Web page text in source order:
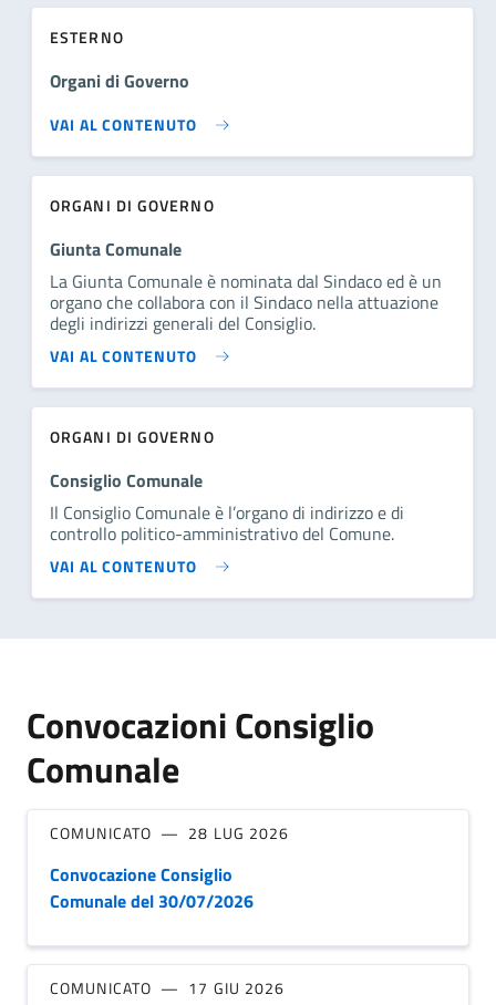
ESTERNO
Organi di Governo
VAI AL CONTENUTO
ORGANI DI GOVERNO
Giunta Comunale
La Giunta Comunale è nominata dal Sindaco ed è un
organo che collabora con il Sindaco nella attuazione
degli indirizzi generali del Consiglio.
VAI AL CONTENUTO
ORGANI DI GOVERNO
Consiglio Comunale
Il Consiglio Comunale è l’organo di indirizzo e di
controllo politico-amministrativo del Comune.
VAI AL CONTENUTO
Convocazioni Consiglio
Comunale
COMUNICATO 28 LUG 2026
Convocazione Consiglio
Comunale del 30/07/2026
COMUNICATO 17 GIU 2026